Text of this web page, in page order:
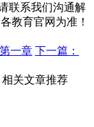
联系我们沟通解
教育官网为准！
一章 下一篇：
关文章推荐